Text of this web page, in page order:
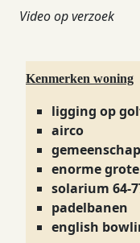
Video op verzoek
Kenmerken woning
ligging op
airco
enorme
solarium 64-
padelbanen
english